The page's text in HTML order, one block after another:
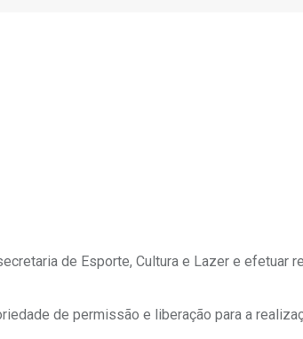
de Esporte, Cultura e Lazer e efetuar
de permissão e liberação para a